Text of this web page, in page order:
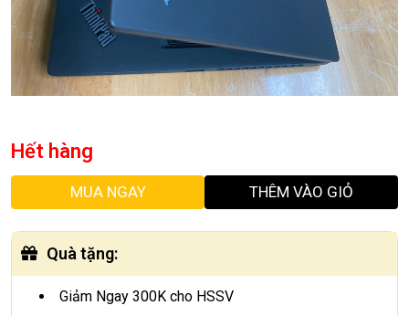
Hết hàng
MUA NGAY THÊM VÀO GIỎ
Quà tặng:
Giảm Ngay 300K cho HSSV